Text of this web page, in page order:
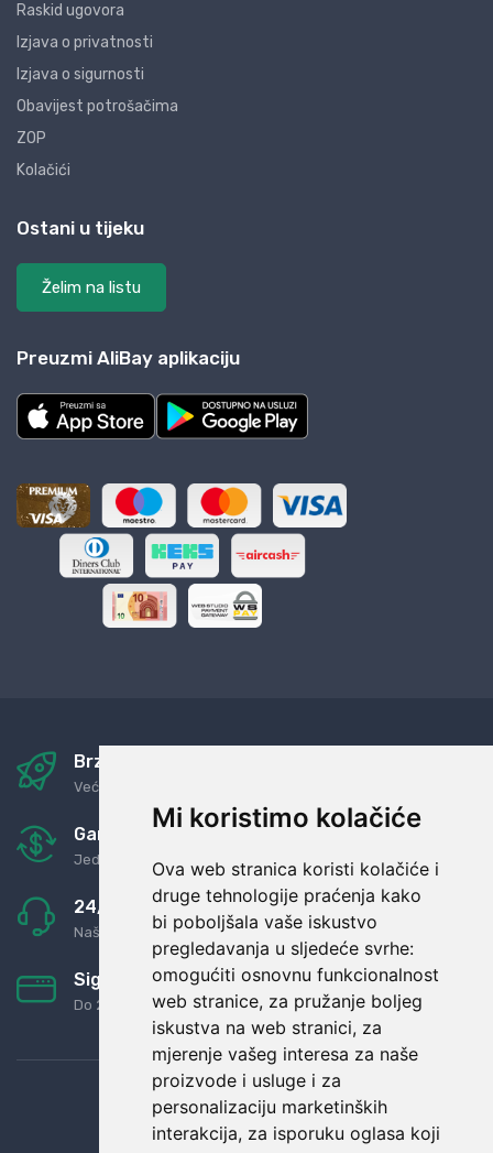
Mi koristimo kolačiće
Ova web stranica koristi kolačiće i
druge tehnologije praćenja kako
bi poboljšala vaše iskustvo
pregledavanja u sljedeće svrhe:
omogućiti osnovnu funkcionalnost
web stranice, za pružanje boljeg
iskustva na web stranici, za
mjerenje vašeg interesa za naše
proizvode i usluge i za
personalizaciju marketinških
interakcija, za isporuku oglasa koji
Raskid ugovora
Izjava o privatnosti
Izjava o sigurnosti
Obavijest potrošačima
ZOP
Kolačići
Ostani u tijeku
Želim na listu
Preuzmi AliBay aplikaciju
Brza i sigurna dostava
Već za nekoliko dana kod vas
Garancija u povrat novaca
Jednostavno pravilo: Roba za novac
24/7 odlična podrška
Naši agenti uvijek na raspolaganju
Sigurno obročno plaćanje
Do 24 rata bez kamata